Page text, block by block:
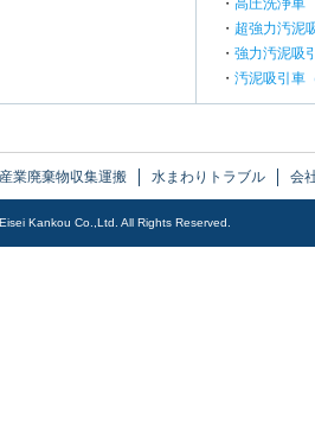
・ 高圧洗浄車
・ 超強力汚泥
・ 強力汚泥吸
・ 汚泥吸引車
産業廃棄物収集運搬 水まわりトラブル 会
Kankou Co.,Ltd. All Rights Reserved.